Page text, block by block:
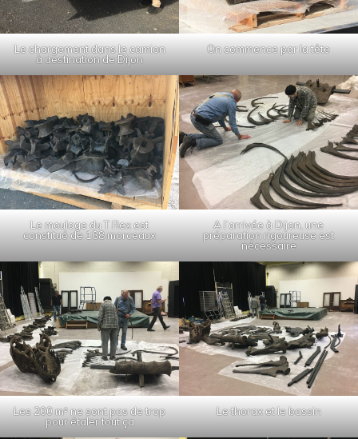
Le chargement dans le camion
à destination de Dijon
On commence par la tête
Le moulage du T Rex est
constitué de 188 morceaux
A l’arrivée à Dijon, une
préparation rigoureuse est
nécessaire
Les 200 m² ne sont pas de trop
pour étaler tout ça
Le thorax et le bassin